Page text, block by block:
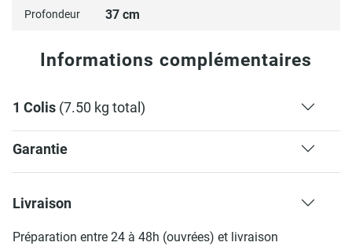
Profondeur 37 cm
Informations complémentaires
1 Colis (7.50 kg total)
Garantie
Livraison
Préparation entre 24 à 48h (ouvrées) et livraison